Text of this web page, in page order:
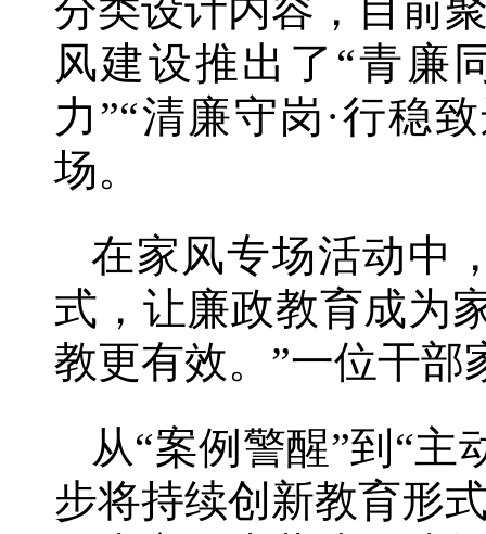
分类设计内容，目前
风建设推出了“青廉
力”“清廉守岗·行稳
场。
在家风专场活动中
式，让廉政教育成为
教更有效。”一位干
从“案例警醒”到“
步将持续创新教育形